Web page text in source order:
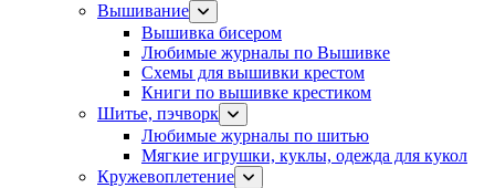
Вышивание
Вышивка бисером
Любимые журналы по Вышивке
Схемы для вышивки крестом
Книги по вышивке крестиком
Шитье, пэчворк
Любимые журналы по шитью
Мягкие игрушки, куклы, одежда для кукол
Кружевоплетение